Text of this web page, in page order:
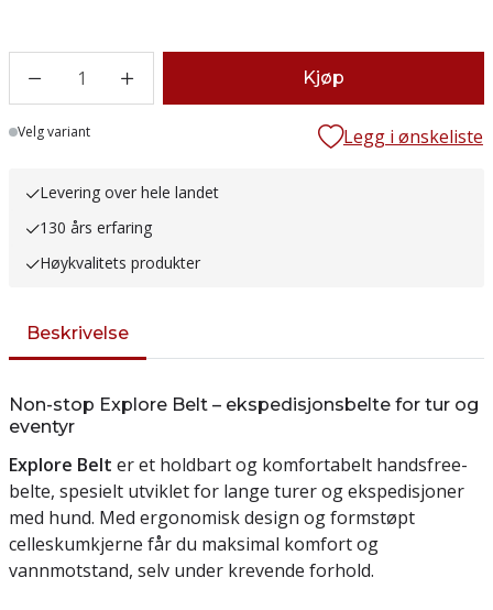
1 Kjøp
Lager
Velg variant Legg i ønskeliste
Levering over hele landet
130 års erfaring
Høykvalitets produkter
Beskrivelse
Non-stop Explore Belt – ekspedisjonsbelte for tur og
eventyr
Explore Belt er et holdbart og komfortabelt handsfree-
belte, spesielt utviklet for lange turer og ekspedisjoner
med hund. Med ergonomisk design og formstøpt
celleskumkjerne får du maksimal komfort og
vannmotstand, selv under krevende forhold.